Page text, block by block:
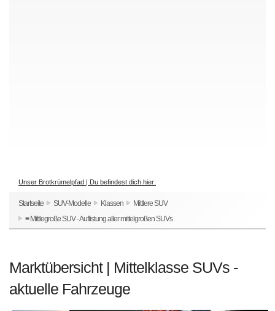
Unser Brotkrümelpfad | Du befindest dich hier:
Startseite SUV-Modelle Klassen
Mittlere SUV
≡ Mittlegroße SUV - Auflistung aller mittelgroßen SUVs
Marktübersicht | Mittelklasse SUVs -
aktuelle Fahrzeuge